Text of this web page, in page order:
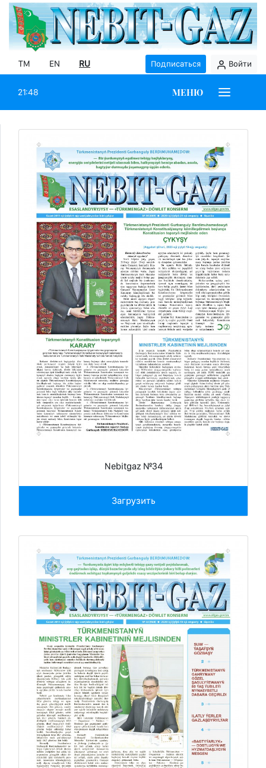
TM EN RU Подписаться Войти
21:48 МЕНЮ
Nebitgaz №34
Загрузить